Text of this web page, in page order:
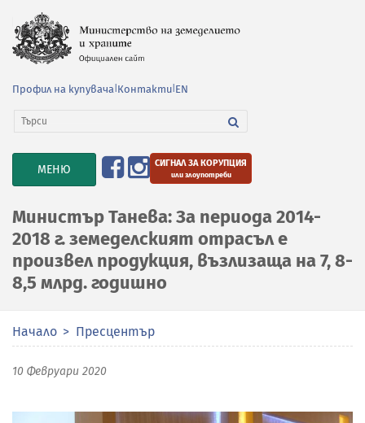
Профил на купувача Контакти EN
TOGGLE
NAVIGATION
МЕНЮ СИГНАЛ ЗА КОРУПЦИЯ
или злоупотреби
Министър Танева: За периода 2014-
2018 г. земеделският отрасъл е
произвел продукция, възлизаща на 7, 8-
8,5 млрд. годишно
Начало Пресцентър
10 Февруари 2020